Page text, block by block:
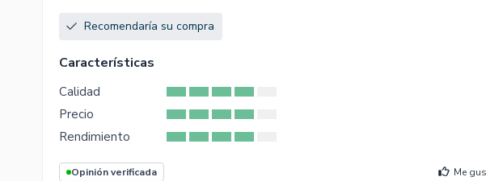
Recomendaría su compra
Características
Calidad
Precio
Rendimiento
Opinión verificada Me